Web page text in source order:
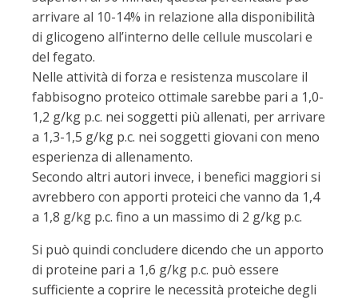
arrivare al 10-14% in relazione alla disponibilità
di glicogeno all’interno delle cellule muscolari e
del fegato.
Nelle attività di forza e resistenza muscolare il
fabbisogno proteico ottimale sarebbe pari a 1,0-
1,2 g/kg p.c. nei soggetti più allenati, per arrivare
a 1,3-1,5 g/kg p.c. nei soggetti giovani con meno
esperienza di allenamento.
Secondo altri autori invece, i benefici maggiori si
avrebbero con apporti proteici che vanno da 1,4
a 1,8 g/kg p.c. fino a un massimo di 2 g/kg p.c.
Si può quindi concludere dicendo che un apporto
di proteine pari a 1,6 g/kg p.c. può essere
sufficiente a coprire le necessità proteiche degli